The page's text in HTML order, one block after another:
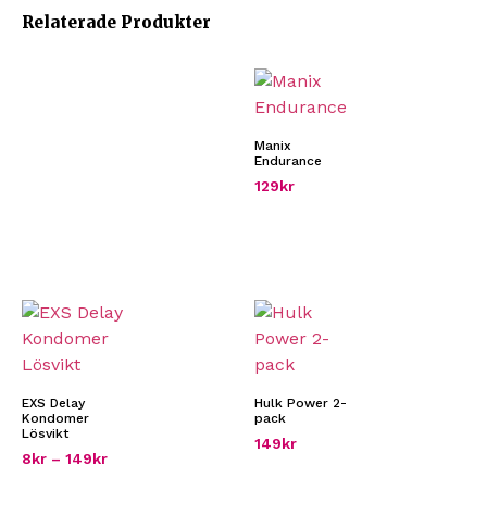
Relaterade Produkter
Manix
Endurance
129kr
EXS Delay
Kondomer
Lösvikt
8kr – 149kr
Hulk Power 2-
pack
149kr